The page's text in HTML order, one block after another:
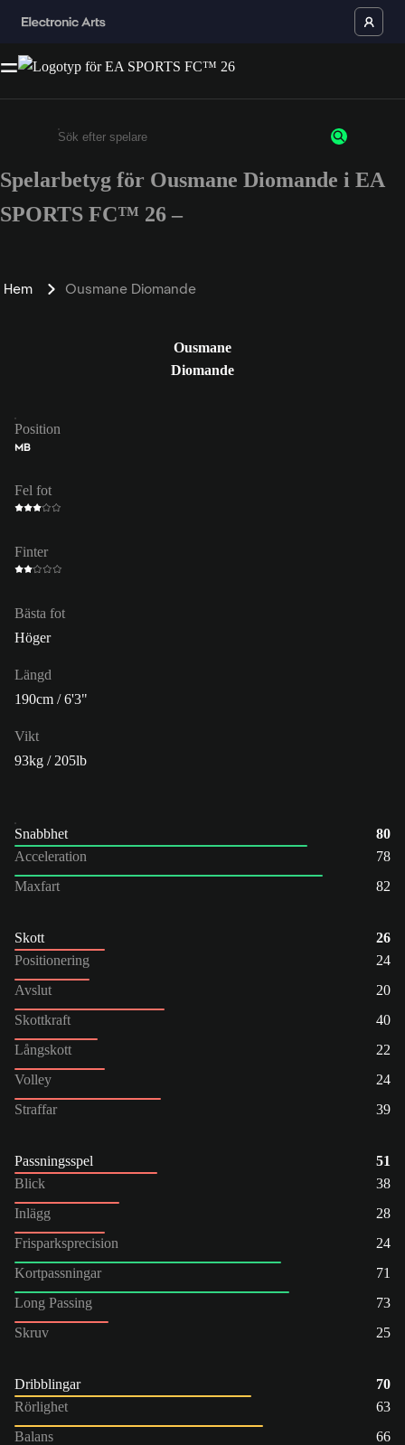
Ange minst 3 tecken eller siffror
Spelarbetyg för Ousmane Diomande i EA
SPORTS FC™ 26 –
Hem Ousmane Diomande
Ousmane
Diomande
Position
MB
Fel fot
Finter
Bästa fot
Höger
Längd
190cm / 6'3"
Vikt
93kg / 205lb
Snabbhet
80
Acceleration
78
Maxfart
82
Skott
26
Positionering
24
Avslut
20
Skottkraft
40
Långskott
22
Volley
24
Straffar
39
Passningsspel
51
Blick
38
Inlägg
28
Frisparksprecision
24
Kortpassningar
71
Long Passing
73
Skruv
25
Dribblingar
70
Rörlighet
63
Balans
66